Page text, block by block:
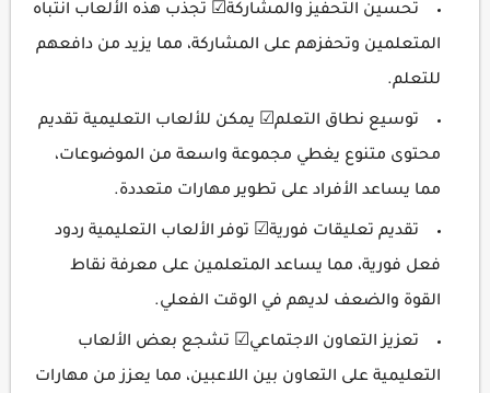
تحسين التحفيز والمشاركة☑ تجذب هذه الألعاب انتباه
المتعلمين وتحفزهم على المشاركة، مما يزيد من دافعهم
للتعلم.
توسيع نطاق التعلم☑ يمكن للألعاب التعليمية تقديم
محتوى متنوع يغطي مجموعة واسعة من الموضوعات،
مما يساعد الأفراد على تطوير مهارات متعددة.
تقديم تعليقات فورية☑ توفر الألعاب التعليمية ردود
فعل فورية، مما يساعد المتعلمين على معرفة نقاط
القوة والضعف لديهم في الوقت الفعلي.
تعزيز التعاون الاجتماعي☑ تشجع بعض الألعاب
التعليمية على التعاون بين اللاعبين، مما يعزز من مهارات